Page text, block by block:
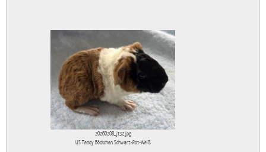
20260208_jt32.jpg
US Teddy Böckchen Schwarz-Rot-Weiß